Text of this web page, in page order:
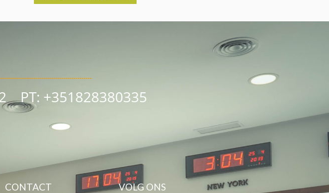
PT: +351828380335
CONTACT VOLG ONS